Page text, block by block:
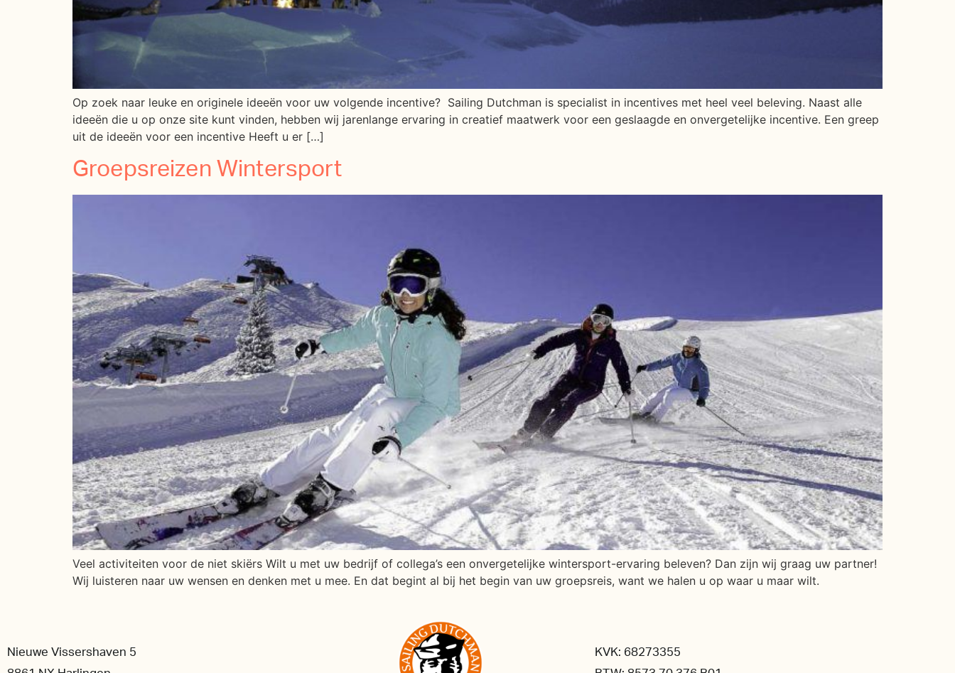
Op zoek naar leuke en originele ideeën voor uw volgende incentive? Sailing Dutchman is specialist in incentives met heel veel beleving. Naast alle
ideeën die u op onze site kunt vinden, hebben wij jarenlange ervaring in creatief maatwerk voor een geslaagde en onvergetelijke incentive. Een greep
uit de ideeën voor een incentive Heeft u er […]
Groepsreizen Wintersport
Veel activiteiten voor de niet skiërs Wilt u met uw bedrijf of collega’s een onvergetelijke wintersport-ervaring beleven? Dan zijn wij graag uw partner!
Wij luisteren naar uw wensen en denken met u mee. En dat begint al bij het begin van uw groepsreis, want we halen u op waar u maar wilt.
Nieuwe Vissershaven 5
KVK: 68273355